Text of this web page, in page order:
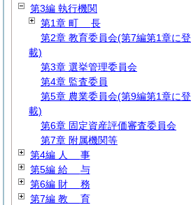
第3編 執行機関
第1章 町 長
第2章 教育委員会(第7編第1章に登
載)
第3章 選挙管理委員会
第4章 監査委員
第5章 農業委員会(第9編第1章に登
載)
第6章 固定資産評価審査委員会
第7章 附属機関等
第4編 人 事
第5編 給 与
第6編 財 務
第7編 教 育